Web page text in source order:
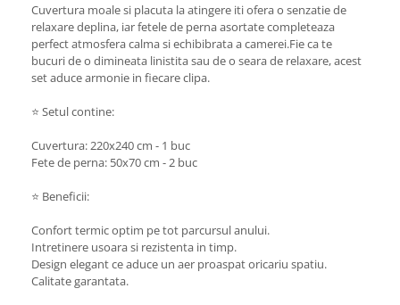
Cuvertura moale si placuta la atingere iti ofera o senzatie de
relaxare deplina, iar fetele de perna asortate completeaza
perfect atmosfera calma si echibibrata a camerei.Fie ca te
bucuri de o dimineata linistita sau de o seara de relaxare, acest
set aduce armonie in fiecare clipa.
⭐ Setul contine:
Cuvertura: 220x240 cm - 1 buc
Fete de perna: 50x70 cm - 2 buc
⭐ Beneficii:
Confort termic optim pe tot parcursul anului.
Intretinere usoara si rezistenta in timp.
Design elegant ce aduce un aer proaspat oricariu spatiu.
Calitate garantata.